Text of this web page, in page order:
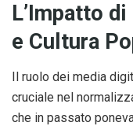
L’Impatto
e Cultura
Il ruolo dei media
cruciale nel
che in passato